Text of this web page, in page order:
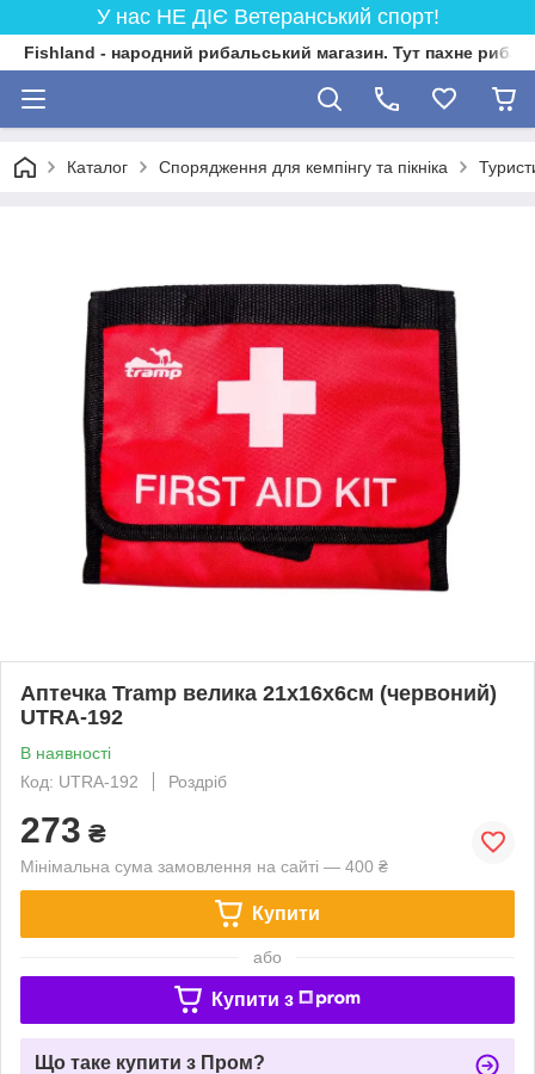
У нас НЕ ДІЄ Ветеранський спорт!
Fishland - народний рибальський магазин. Тут пахне
Каталог Спорядження для кемпінгу та пікніка
Аптечка Tramp велика 21x16x6см (червоний)
UTRA-192
В наявності
Код: UTRA-192
Роздріб
273 ₴
Мінімальна сума замовлення на сайті — 400 ₴
Купити
або
Купити з
Що таке купити з Пром?